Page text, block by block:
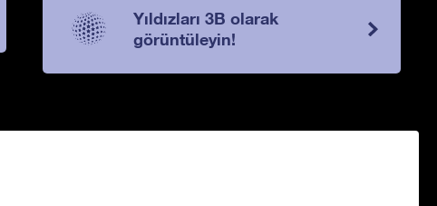
Yıldızları 3B olarak
görüntüleyin!